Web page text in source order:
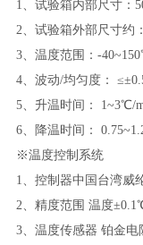
1
试验箱内部尺寸：
2
试验箱外部尺寸约：
3、 温度范围： -
4、 波动/均匀度：
5、 升温时间：
1~3℃/
6、 降温时间：
※温度控制系统
1
控制器中国台湾威
2
精度范围 温度
3、 温度传感器 铂金电